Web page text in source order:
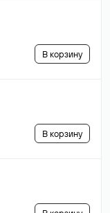
В корзину
В корзину